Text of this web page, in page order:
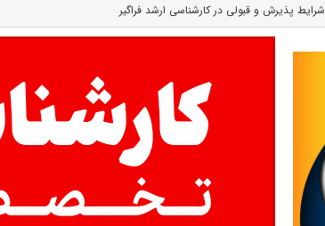
شرایط پذیرش و قبولی در کارشناسی ارشد فراگیر